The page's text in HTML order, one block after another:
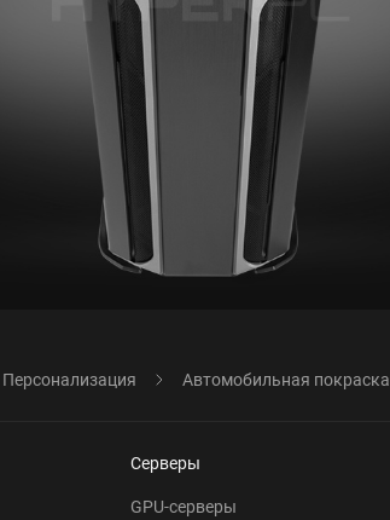
Персонализация Автомобильная покраска
Серверы
GPU-серверы